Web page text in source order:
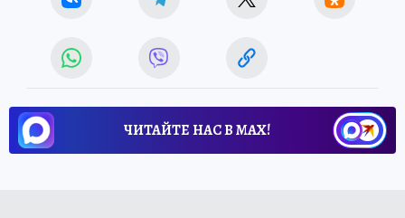
ЧИТАЙТЕ НАС В МАХ!